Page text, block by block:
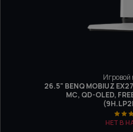
26.5" BENQ MOBIUZ
МС, QD-OLED,
НЕТ В